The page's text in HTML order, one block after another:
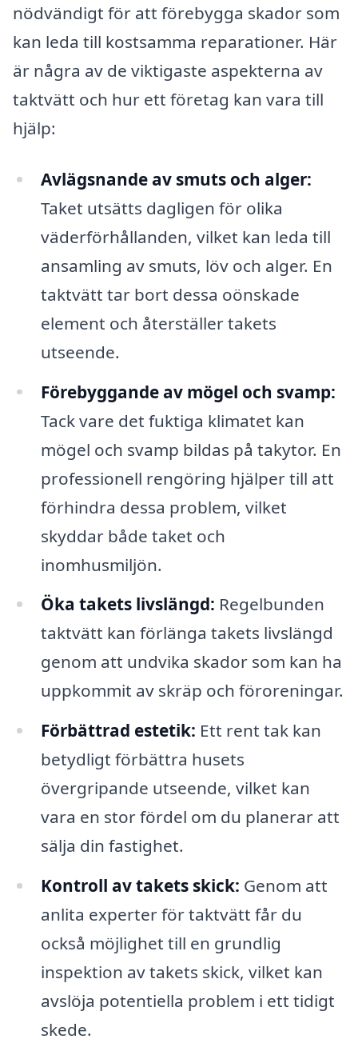
nödvändigt för att förebygga skador som
kan leda till kostsamma reparationer. Här
är några av de viktigaste aspekterna av
taktvätt och hur ett företag kan vara till
hjälp:
Avlägsnande av smuts och alger:
Taket utsätts dagligen för olika
väderförhållanden, vilket kan leda till
ansamling av smuts, löv och alger. En
taktvätt tar bort dessa oönskade
element och återställer takets
utseende.
Förebyggande av mögel och svamp:
Tack vare det fuktiga klimatet kan
mögel och svamp bildas på takytor. En
professionell rengöring hjälper till att
förhindra dessa problem, vilket
skyddar både taket och
inomhusmiljön.
Öka takets livslängd: Regelbunden
taktvätt kan förlänga takets livslängd
genom att undvika skador som kan ha
uppkommit av skräp och föroreningar.
Förbättrad estetik: Ett rent tak kan
betydligt förbättra husets
övergripande utseende, vilket kan
vara en stor fördel om du planerar att
sälja din fastighet.
Kontroll av takets skick: Genom att
anlita experter för taktvätt får du
också möjlighet till en grundlig
inspektion av takets skick, vilket kan
avslöja potentiella problem i ett tidigt
skede.